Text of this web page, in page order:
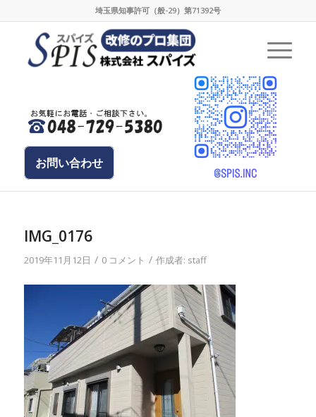
埼玉県知事許可（般-29）第71392号
お問い合わせ
IMG_0176
2019年11月12日 / 0 コメント / 作成者: staff